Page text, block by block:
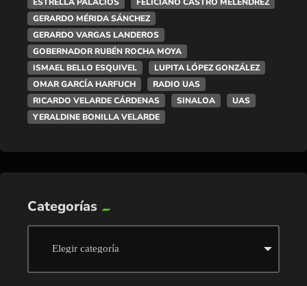
ESTRELLA PALACIOS
FELICIANO CASTRO MELENDREZ
GERARDO MÉRIDA SÁNCHEZ
GERARDO VARGAS LANDEROS
GOBERNADOR RUBÉN ROCHA MOYA
ISMAEL BELLO ESQUIVEL
LUPITA LÓPEZ GONZÁLEZ
OMAR GARCÍA HARFUCH
RADIO UAS
RICARDO VELARDE CÁRDENAS
SINALOA
UAS
YERALDINE BONILLA VELARDE
Categorías